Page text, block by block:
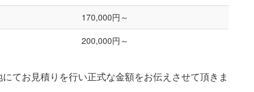
170,000円～
200,000円～
てお見積りを行い正式な金額をお伝えさせて頂きま